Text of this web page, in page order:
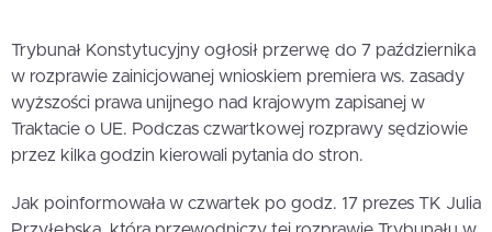
Trybunał Konstytucyjny ogłosił przerwę do 7 października
w rozprawie zainicjowanej wnioskiem premiera ws. zasady
wyższości prawa unijnego nad krajowym zapisanej w
Traktacie o UE. Podczas czwartkowej rozprawy sędziowie
przez kilka godzin kierowali pytania do stron.
Jak poinformowała w czwartek po godz. 17 prezes TK Julia